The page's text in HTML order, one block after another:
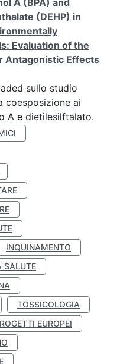
A (BPA) and
(DEHP) in
Evaluation of the
Antagonistic Effects
sullo studio
coesposizione ai
A e dietilesilftalato.
INQUINAMENTO
SALUTE
TOSSICOLOGIA
EUROPEI